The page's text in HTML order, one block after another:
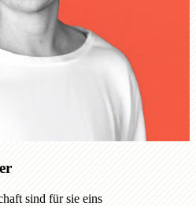
sind für sie eins